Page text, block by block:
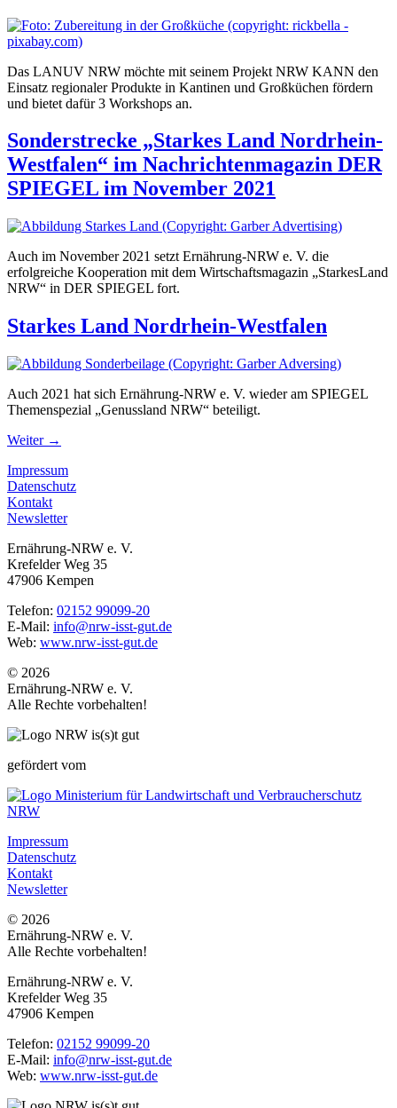
Das LANUV NRW möchte mit seinem Projekt NRW KANN den
Einsatz regionaler Produkte in Kantinen und Großküchen fördern
und bietet dafür 3 Workshops an.
Sonderstrecke „Starkes Land Nordrhein-
Westfalen“ im Nachrichtenmagazin DER
SPIEGEL im November 2021
Auch im November 2021 setzt Ernährung-NRW e. V. die
erfolgreiche Kooperation mit dem Wirtschaftsmagazin „StarkesLand
NRW“ in DER SPIEGEL fort.
Starkes Land Nordrhein-Westfalen
Auch 2021 hat sich Ernährung-NRW e. V. wieder am SPIEGEL
Themenspezial „Genussland NRW“ beteiligt.
Weiter →
Impressum
Datenschutz
Kontakt
Newsletter
Ernährung-NRW e. V.
Krefelder Weg 35
47906 Kempen
Telefon: 02152 99099-20
E-Mail: info@nrw-isst-gut.de
Web: www.nrw-isst-gut.de
© 2026
Ernährung-NRW e. V.
Alle Rechte vorbehalten!
gefördert vom
Impressum
Datenschutz
Kontakt
Newsletter
© 2026
Ernährung-NRW e. V.
Alle Rechte vorbehalten!
Ernährung-NRW e. V.
Krefelder Weg 35
47906 Kempen
Telefon: 02152 99099-20
E-Mail: info@nrw-isst-gut.de
Web: www.nrw-isst-gut.de